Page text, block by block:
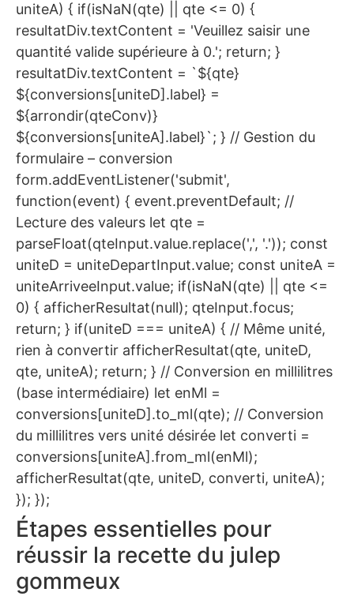
uniteA) { if(isNaN(qte) || qte <= 0) {
resultatDiv.textContent = 'Veuillez saisir une
quantité valide supérieure à 0.'; return; }
resultatDiv.textContent = `${qte}
${conversions[uniteD].label} =
${arrondir(qteConv)}
${conversions[uniteA].label}`; } // Gestion du
formulaire – conversion
form.addEventListener('submit',
function(event) { event.preventDefault; //
Lecture des valeurs let qte =
parseFloat(qteInput.value.replace(',', '.')); const
uniteD = uniteDepartInput.value; const uniteA =
uniteArriveeInput.value; if(isNaN(qte) || qte <=
0) { afficherResultat(null); qteInput.focus;
return; } if(uniteD === uniteA) { // Même unité,
rien à convertir afficherResultat(qte, uniteD,
qte, uniteA); return; } // Conversion en millilitres
(base intermédiaire) let enMl =
conversions[uniteD].to_ml(qte); // Conversion
du millilitres vers unité désirée let converti =
conversions[uniteA].from_ml(enMl);
afficherResultat(qte, uniteD, converti, uniteA);
}); });
Étapes essentielles pour
réussir la recette du julep
gommeux